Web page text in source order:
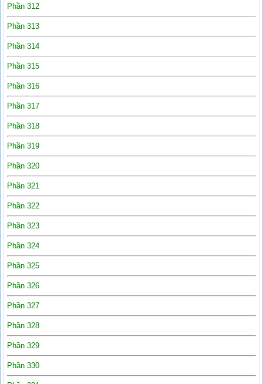
Phần 312
Phần 313
Phần 314
Phần 315
Phần 316
Phần 317
Phần 318
Phần 319
Phần 320
Phần 321
Phần 322
Phần 323
Phần 324
Phần 325
Phần 326
Phần 327
Phần 328
Phần 329
Phần 330